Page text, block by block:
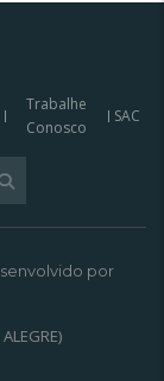
Trabalhe
Conosco
SAC
por